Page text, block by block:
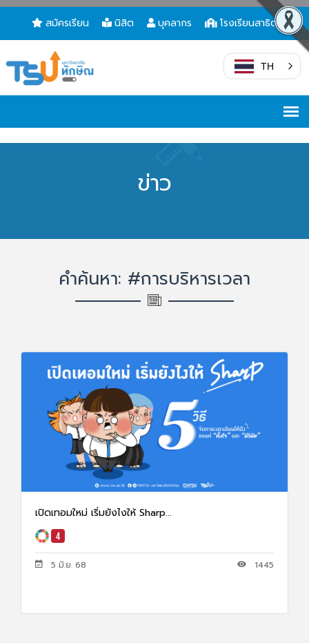
สมัครเรียน นิสิต บุคลากร โรงเรียนสาธิต
TH
ข่าว
คำค้นหา: #การบริหารเวลา
เปิดเทอมใหม่ เริ่มยังไงให้ Sharp...
5 มิ.ย. 68 1445